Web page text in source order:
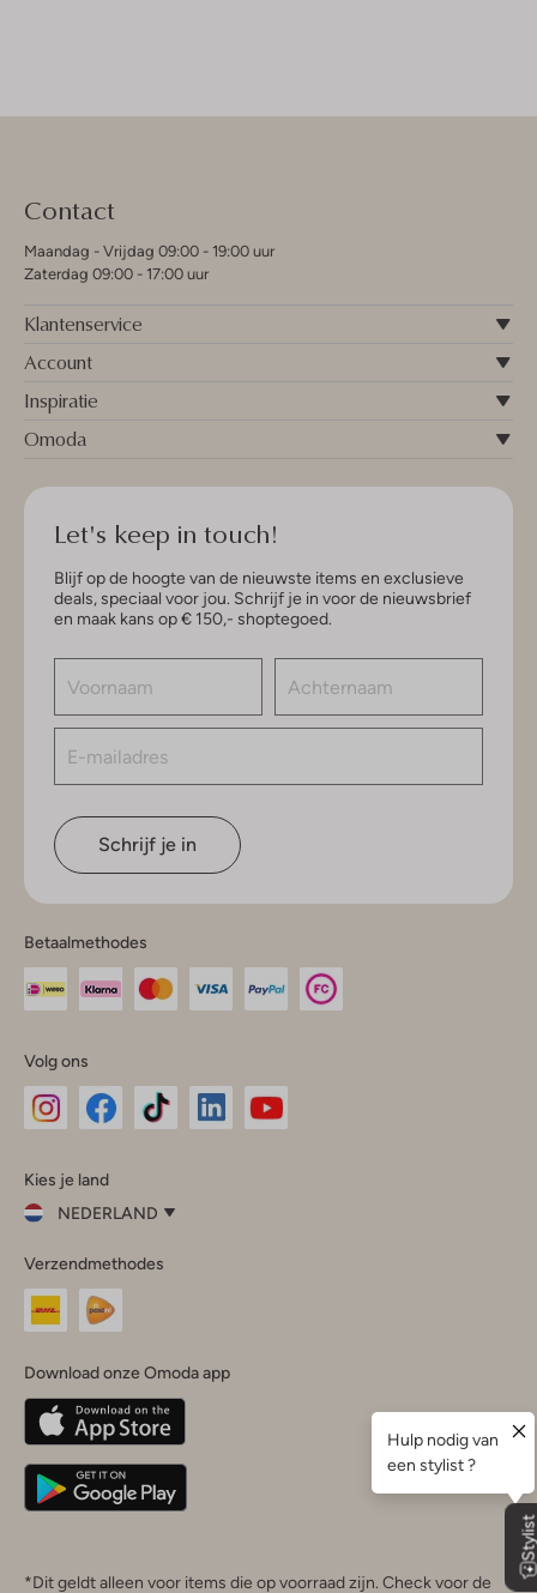
Contact
Maandag - Vrijdag 09:00 - 19:00 uur
Zaterdag 09:00 - 17:00 uur
Klantenservice
Account
Inspiratie
Omoda
Let's keep in touch!
Blijf op de hoogte van de nieuwste items en exclusieve
deals, speciaal voor jou. Schrijf je in voor de nieuwsbrief
en maak kans op € 150,- shoptegoed.
Schrijf je in
Betaalmethodes
Volg ons
InstagramFacebook
Kies je land
NEDERLAND
je
land
Nederland
Belgique(Français)
Deutschland
Verzendmethodes
Download onze Omoda app
*Dit geldt alleen voor items die op voorraad zijn. Check voor de